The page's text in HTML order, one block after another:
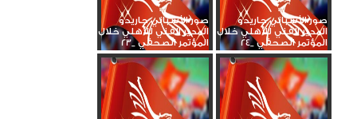
صور الأسباني جاريدو
المدير الفني للأهلي خلال
المؤتمر الصحفي _24
صور الأسباني جاريدو
المدير الفني للأهلي خلال
المؤتمر الصحفي _23